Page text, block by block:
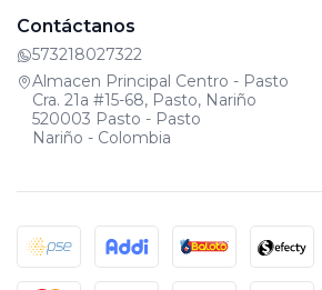
Contáctanos
573218027322
Almacen Principal Centro - Pasto
Cra. 21a #15-68, Pasto, Nariño
520003 Pasto - Pasto
Nariño - Colombia